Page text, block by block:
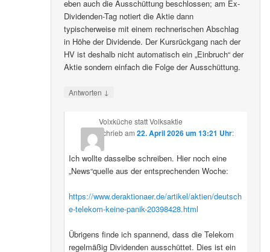
eben auch die Ausschüttung beschlossen; am Ex-
Dividenden-Tag notiert die Aktie dann
typischerweise mit einem rechnerischen Abschlag
in Höhe der Dividende. Der Kursrückgang nach der
HV ist deshalb nicht automatisch ein „Einbruch“ der
Aktie sondern einfach die Folge der Ausschüttung.
Antworten ↓
Volxküche statt Volksaktie
schriebam 22. April 2026 um 13:21 Uhr:
Ich wollte dasselbe schreiben. Hier noch eine
„News“quelle aus der entsprechenden Woche:
https://www.deraktionaer.de/artikel/aktien/deutsch
e-telekom-keine-panik-20398428.html
Übrigens finde ich spannend, dass die Telekom
regelmäßig Dividenden ausschüttet. Dies ist ein